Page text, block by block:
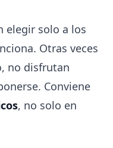
elegir solo a los
Otras veces
no disfrutan
Conviene
, no solo en